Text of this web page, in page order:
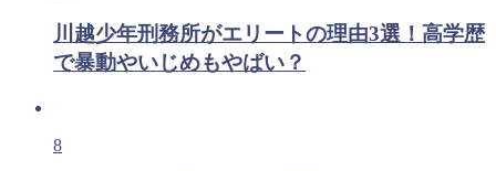
川越少年刑務所がエリートの理由3選！高学歴
で暴動やいじめもやばい？
8